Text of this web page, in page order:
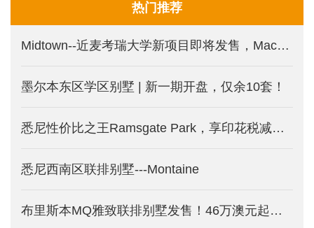
热门推荐
Midtown--近麦考瑞大学新项目即将发售，Macquarie Park 印花税减免新盘
墨尔本东区学区别墅 | 新一期开盘，仅余10套！
悉尼性价比之王Ramsgate Park，享印花税减免的三面环水公寓。
悉尼西南区联排别墅---Montaine
布里斯本MQ雅致联排别墅发售！46万澳元起受年轻中产热捧！